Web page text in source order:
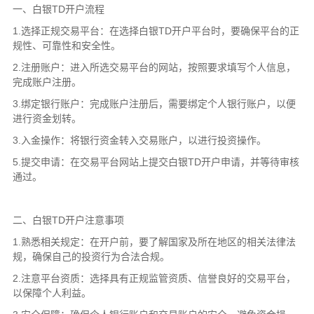
一、白银TD开户流程
1.选择正规交易平台：在选择白银TD开户平台时，要确保平台的正
规性、可靠性和安全性。
2.注册账户：进入所选交易平台的网站，按照要求填写个人信息，
完成账户注册。
3.绑定银行账户：完成账户注册后，需要绑定个人银行账户，以便
进行资金划转。
3.入金操作：将银行资金转入交易账户，以进行投资操作。
5.提交申请：在交易平台网站上提交白银TD开户申请，并等待审核
通过。
二、白银TD开户注意事项
1.熟悉相关规定：在开户前，要了解国家及所在地区的相关法律法
规，确保自己的投资行为合法合规。
2.注意平台资质：选择具有正规监管资质、信誉良好的交易平台，
以保障个人利益。